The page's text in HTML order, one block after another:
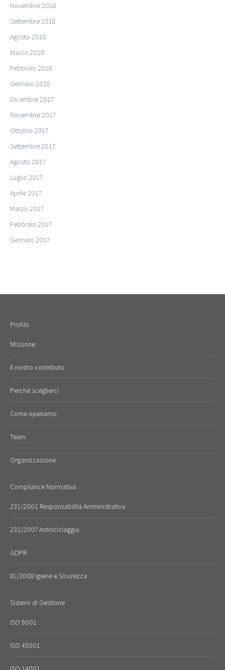
Novembre 2018
Settembre 2018
Agosto 2018
Marzo 2018
Febbraio 2018
Gennaio 2018
Dicembre 2017
Novembre 2017
Ottobre 2017
Settembre 2017
Agosto 2017
Luglio 2017
Aprile 2017
Marzo 2017
Febbraio 2017
Gennaio 2017
Profilo
Missione
Il nostro contributo
Perché sceglierci
Come operiamo
Team
Organizzazione
Compliance Normativa
231/2001 Responsabilità Amministrativa
231/2007 Antiriciclaggio
GDPR
81/2008 Igiene e Sicurezza
Sistemi di Gestione
ISO 9001
ISO 45001